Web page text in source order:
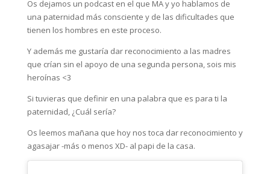
Os dejamos un podcast en el que MA y yo hablamos de
una paternidad más consciente y de las dificultades que
tienen los hombres en este proceso.
Y además me gustaría dar reconocimiento a las madres
que crían sin el apoyo de una segunda persona, sois mis
heroínas <3
Si tuvieras que definir en una palabra que es para ti la
paternidad, ¿Cuál sería?
Os leemos mañana que hoy nos toca dar reconocimiento y
agasajar -más o menos XD- al papi de la casa.